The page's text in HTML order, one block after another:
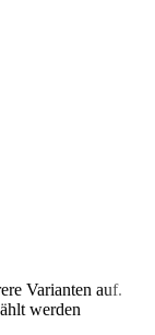
Varianten auf.
werden